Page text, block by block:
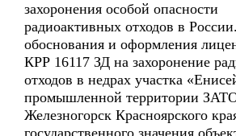
захоронения особой опасности
радиоактивных отходов в
обоснования и оформления
КРР 16117 ЗД на захоронение
отходов в недрах участка
промышленной территории
Железногорск Красноярского
государственного значения